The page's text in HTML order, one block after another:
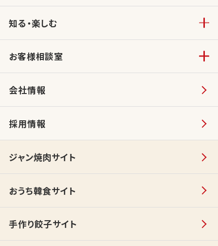
知る・楽しむ
お客様相談室
会社情報
採用情報
ジャン焼肉サイト
おうち韓食サイト
手作り餃子サイト